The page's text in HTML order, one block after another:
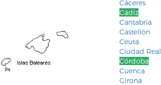
Cáceres
Cádiz
Cantabria
Castellón
Ceuta
Ciudad Real
Córdoba
Cuenca
Girona